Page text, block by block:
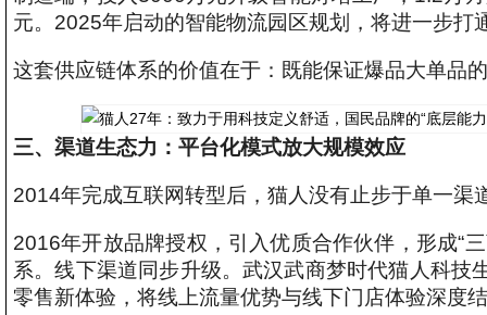
元。2025年启动的智能物流园区规划，将进一步
这套供应链体系的价值在于：既能保证爆品大单品
三、渠道生态力：平台化模式放大规模效应
2014年完成互联网转型后，猫人没有止步于单一渠
2016年开放品牌授权，引入优质合作伙伴，形成“
系。线下渠道同步升级。武汉武商梦时代猫人科
零售新体验，将线上流量优势与线下门店体验深度